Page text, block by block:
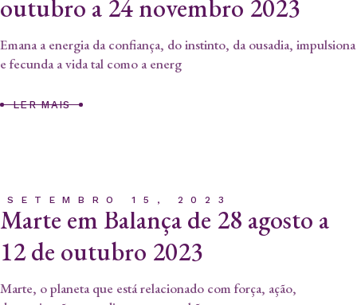
outubro a 24 novembro 2023
Emana a energia da confiança, do instinto, da ousadia, impulsiona
e fecunda a vida tal como a energ
LER MAIS
SETEMBRO 15, 2023
Marte em Balança de 28 agosto a
12 de outubro 2023
Marte, o planeta que está relacionado com força, ação,